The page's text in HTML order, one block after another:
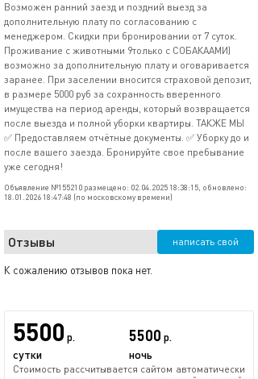
Возможен ранний заезд и поздний выезд за
дополнительную плату по согласованию с
менеджером. Скидки при бронировании от 7 суток.
Проживание с животными 9только с СОБАКААМИ)
возможно за дополнительную плату и оговаривается
заранее. При заселении вносится страховой депозит,
в размере 5000 руб за сохранность вверенного
имущества на период аренды, который возвращается
после выезда и полной уборки квартиры. ТАКЖЕ МЫ
✅ Предоставляем отчётные документы. ✅ Уборку до и
после вашего заезда. Бронируйте свое пребывание
уже сегодня!
Объявление №155210 размещено: 02.04.2025 18:38:15, обновлено:
18.01.2026 18:47:48 (по московскому времени)
Отзывы написать свой
К сожалению отзывов пока нет.
5500 р.
сутки
5500 р.
ночь
Стоимость рассчитывается сайтом автоматически